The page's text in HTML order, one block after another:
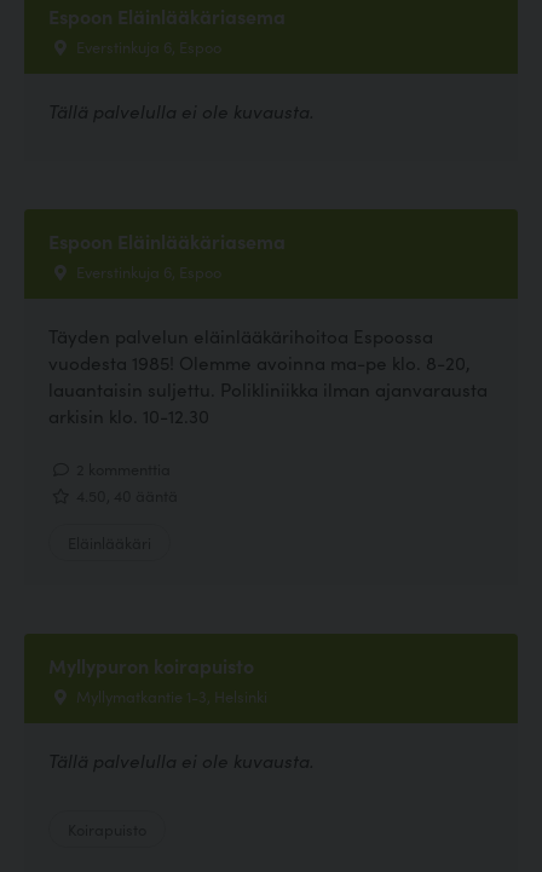
Espoon Eläinlääkäriasema
Everstinkuja 6, Espoo
Tällä palvelulla ei ole kuvausta.
Espoon Eläinlääkäriasema
Everstinkuja 6, Espoo
Täyden palvelun eläinlääkärihoitoa Espoossa
vuodesta 1985! Olemme avoinna ma-pe klo. 8-20,
lauantaisin suljettu. Polikliniikka ilman ajanvarausta
arkisin klo. 10-12.30
Myllypuron koirapuisto
Myllymatkantie 1-3, Helsinki
Tällä palvelulla ei ole kuvausta.